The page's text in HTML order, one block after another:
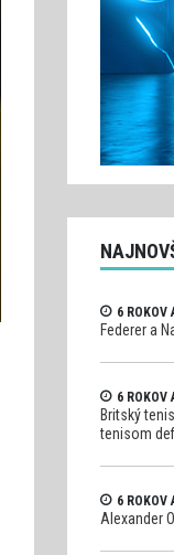
6 ROKOV
Federer a
6 ROKOV
Britský
tenisom
6 ROKOV
Alexander